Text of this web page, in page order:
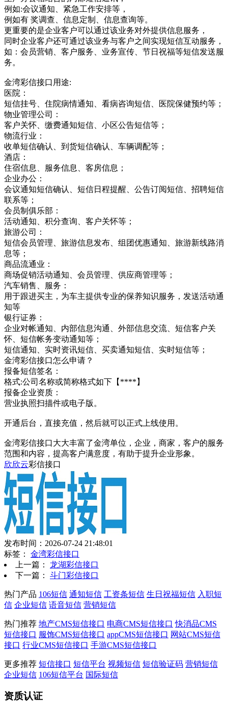
例如:会议通知、紧急工作安排等，
例如有 奖调查、信息定制、信息查询等。
更重要的是企业客户可以通过该业务对外提供信息服务，
同时企业客户还可通过该业务与客户之间实现短信互动服务，
如：会员营销、客户服务、业务宣传、节日祝福等短信发送服
务。
金湾彩信接口用途:
医院：
短信挂号、住院病情通知、看病咨询短信、医院保健预约等；
物业管理公司：
客户关怀、缴费通知短信、小区公告短信等；
物流行业：
收单短信确认、到货短信确认、车辆调配等；
酒店：
住宿信息、服务信息、客房信息；
企业办公：
会议通知短信确认、短信日程提醒、公告订阅短信、招聘短信
联系等；
会员制俱乐部：
活动通知、积分查询、客户关怀等；
旅游公司：
短信会员管理、旅游信息发布、组团优惠通知、旅游新线路消
息等；
商品流通业：
商场促销活动通知、会员管理、供应商管理等；
汽车销售、服务：
用于跟进买主，为车主提供专业的保养知识服务，发送活动通
知等
银行证券：
企业对帐通知、内部信息沟通、外部信息交流、短信客户关
怀、短信帐务变动通知等；
短信通知、实时资讯短信、买卖通知短信、实时短信等；
金湾彩信接口怎么申请？
报备短信签名：
格式:公司名称或简称格式如下【****】
报备企业资质：
营业执照扫描件或电子版。
开通后台，直接充值，然后就可以正式上线使用。
金湾彩信接口大大丰富了金湾单位，企业，商家，客户的服务
范围和内容，提高客户满意度，有助于提升企业形象。
欣欣云彩信接口
发布时间：2026-07-24 21:48:01
标签： 金湾彩信接口
上一篇： 龙湖彩信接口
下一篇： 斗门彩信接口
热门产品 106短信 通知短信 工资条短信 生日祝福短信 入职短
信 企业短信 语音短信 营销短信
热门推荐 地产CMS短信接口 电商CMS短信接口 快消品CMS
短信接口 服饰CMS短信接口 appCMS短信接口 网站CMS短信
接口 行业CMS短信接口 手游CMS短信接口
更多推荐 短信接口 短信平台 视频短信 短信验证码 营销短信
企业短信 106短信平台 国际短信
资质认证